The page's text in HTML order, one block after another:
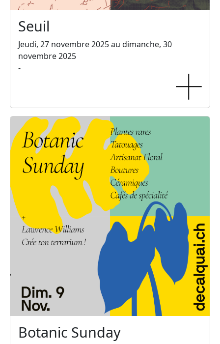
Seuil
Jeudi, 27 novembre 2025 au dimanche, 30
novembre 2025
-
Botanic Sunday